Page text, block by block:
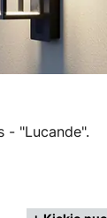
- "Lucande".